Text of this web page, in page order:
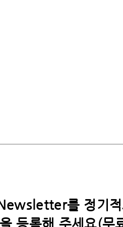
를 정기
등록해 주세요(무